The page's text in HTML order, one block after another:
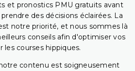
et pronostics PMU gratuits avant
des décisions éclairées. La
notre priorité, et nous sommes là
conseils afin d'optimiser vos
les courses hippiques.
contenu est soigneusement